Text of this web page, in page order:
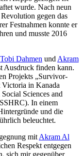
wurde. Nach neun
gegen das
Festnahmen konnte er
und musste 2016
Tobi Dahmen und Akram
Ausdruck finden kann.
Projekts „Survivor-
Victoria in Kanada
Sciences and
In einem
und die
beleuchtet.
mit Akram Al
Respekt entgegen
sich mir gegenüber